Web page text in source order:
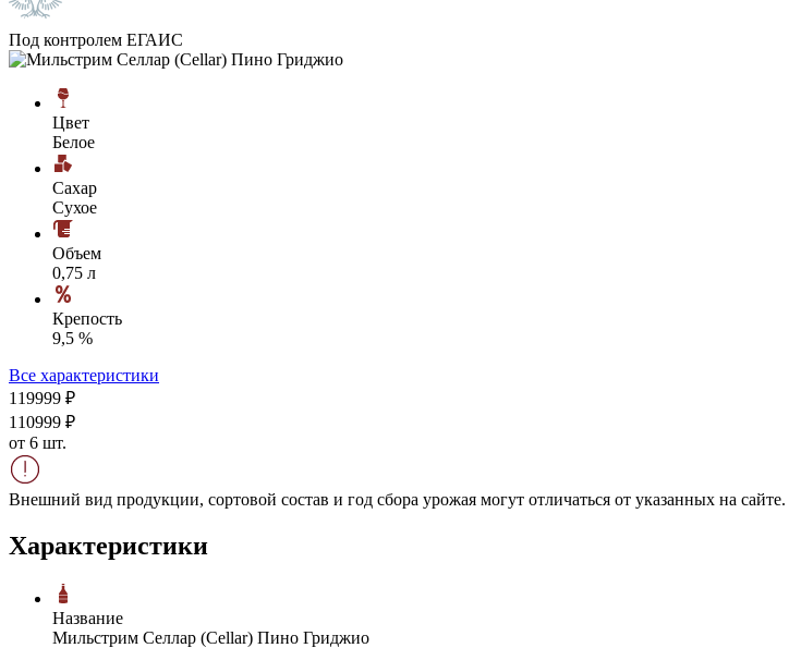
Под контролем ЕГАИС
Цвет
Белое
Сахар
Сухое
Объем
0,75 л
Крепость
9,5 %
Все характеристики
119999 ₽
110999 ₽
от 6 шт.
Внешний вид продукции, сортовой состав и год сбора урожая могут отличаться от указанных на сайте.
Характеристики
Название
Мильстрим Селлар (Cellar) Пино Гриджио